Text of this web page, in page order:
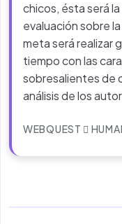
chicos, ésta será
evaluación sobre
meta será realizar
tiempo con las
sobresalientes de
análisis de los
WEBQUEST